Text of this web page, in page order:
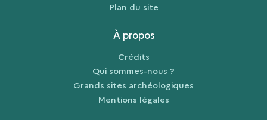
Plan du site
À propos
Crédits
Qui sommes-nous ?
Grands sites archéologiques
Mentions légales